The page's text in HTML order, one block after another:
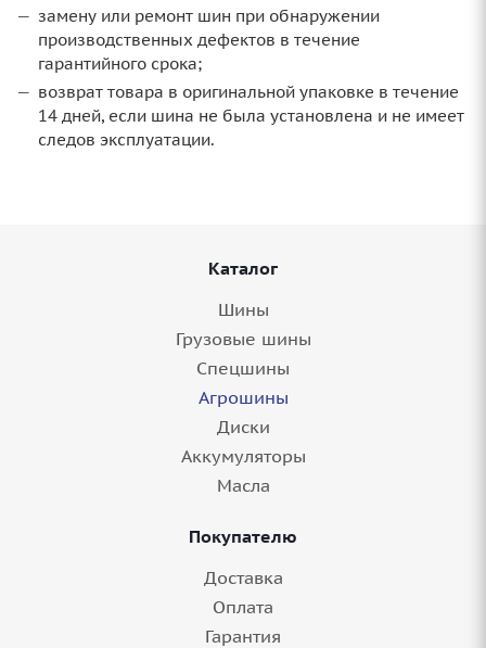
замену или ремонт шин при обнаружении
производственных дефектов в течение
гарантийного срока;
возврат товара в оригинальной упаковке в течение
14 дней, если шина не была установлена и не имеет
следов эксплуатации.
Каталог
Шины
Грузовые шины
Спецшины
Агрошины
Диски
Аккумуляторы
Масла
Покупателю
Доставка
Оплата
Гарантия